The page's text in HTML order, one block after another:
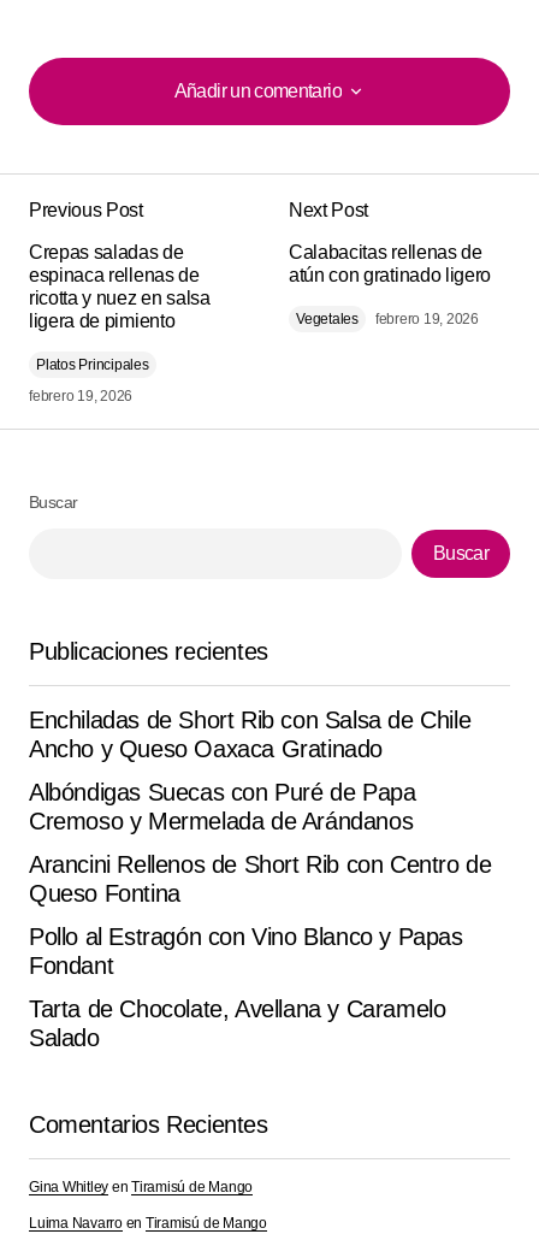
Añadir un comentario
Añadir un comentario
publicada. Los campos obligatorios están
marcados con*
Guarda mi nombre, correo electrónico y web en este
navegador para la próxima vez que comente.
Submit Comment
Previous Post
Crepas saladas de
espinaca rellenas de
ricotta y nuez en salsa
ligera de pimiento
Platos Principales
febrero 19, 2026
Next Post
Calabacitas rellenas de
atún con gratinado ligero
Vegetales febrero 19, 2026
Buscar
Buscar
Publicaciones recientes
Enchiladas de Short Rib con Salsa de Chile
Ancho y Queso Oaxaca Gratinado
Albóndigas Suecas con Puré de Papa
Cremoso y Mermelada de Arándanos
Arancini Rellenos de Short Rib con Centro de
Queso Fontina
Pollo al Estragón con Vino Blanco y Papas
Fondant
Tarta de Chocolate, Avellana y Caramelo
Salado
Comentarios Recientes
Gina Whitley enTiramisú de Mango
Luima Navarroen Tiramisú de Mango